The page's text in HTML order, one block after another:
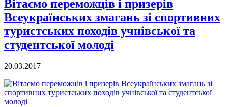
Вітаємо переможців і призерів
Всеукраїнських змагань зі спортивних
туристських походів учнівської та
студентської молоді
20.03.2017